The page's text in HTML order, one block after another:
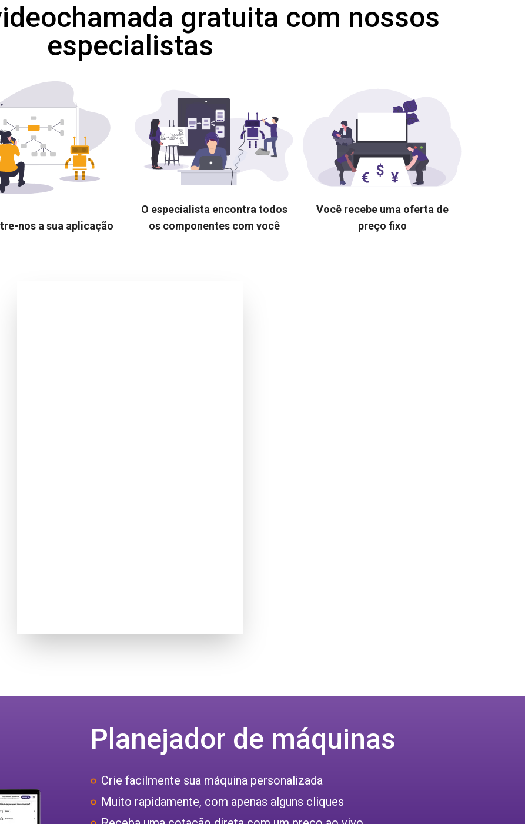
gratuita com nossos
especialistas
nos a sua aplicação
O especialista encontra todos
os componentes com você
Você recebe uma oferta de
preço fixo
Planejador de máquinas
Crie facilmente sua máquina personalizada
Muito rapidamente, com apenas alguns cliques